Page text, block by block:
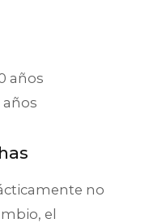
años
años
no
el